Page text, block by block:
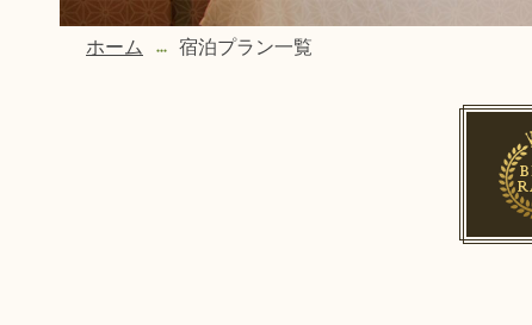
ホーム 宿泊プラン一覧